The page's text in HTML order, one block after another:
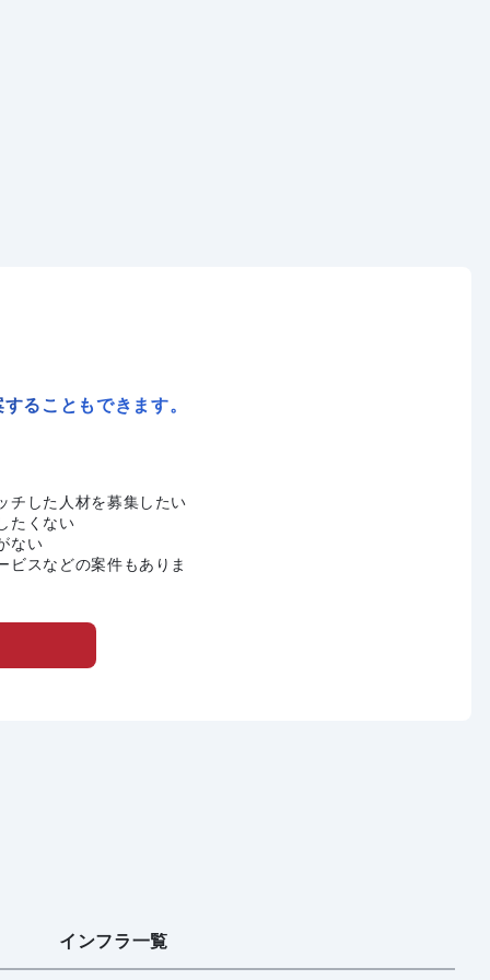
ることもできます。
チした人材を募集したい
たくない
ない
ビスなどの案件もありま
インフラ一覧